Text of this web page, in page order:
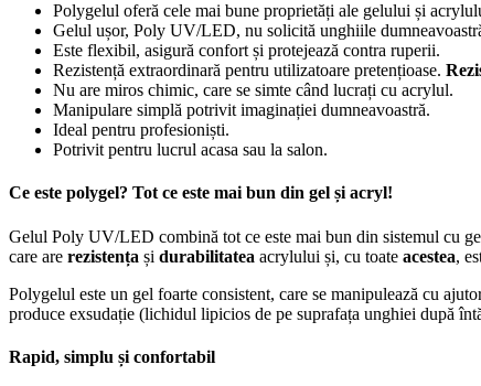
Polygelul oferă cele mai bune proprietăți ale gelului și
Gelul ușor, Poly UV/LED, nu solicită unghiile
Este flexibil, asigură confort și protejează contra ruperii.
Rezistență extraordinară pentru utilizatoare pretențioase.
Nu are miros chimic, care se simte când lucrați cu acrylul.
Manipulare simplă potrivit imaginației dumneavoastră.
Ideal pentru profesioniști.
Potrivit pentru lucrul acasa sau la salon.
Ce este polygel? Tot ce este mai bun din gel și acryl!
Gelul Poly UV/LED combină tot ce este mai bun din sistemul cu
care are rezistența și durabilitatea acrylului și, cu toate acestea,
Polygelul este un gel foarte consistent, care se manipulează cu
produce exsudație (lichidul lipicios de pe suprafața unghiei după
Rapid, simplu și confortabil